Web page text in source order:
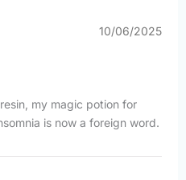
10/06/2025
my magic potion for
is now a foreign word.